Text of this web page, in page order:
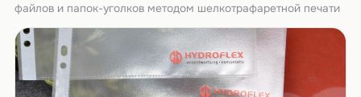
файлов и папок-уголков методом шелкотрафаретной печати